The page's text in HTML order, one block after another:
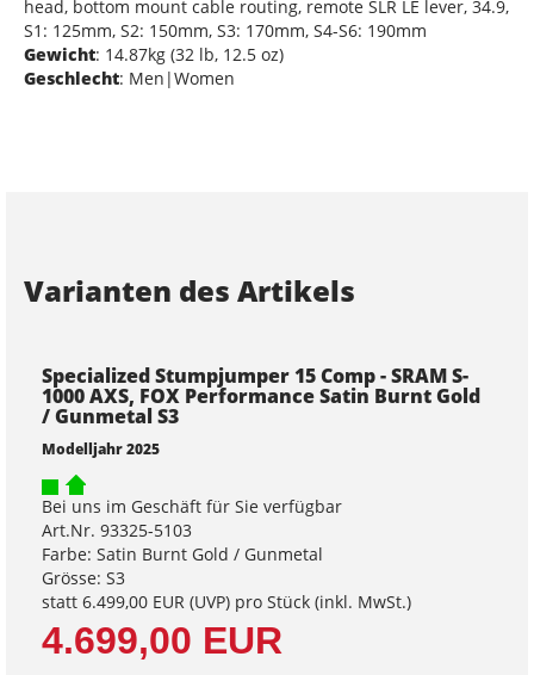
head, bottom mount cable routing, remote SLR LE lever, 34.9,
S1: 125mm, S2: 150mm, S3: 170mm, S4-S6: 190mm
Gewicht: 14.87kg (32 lb, 12.5 oz)
Geschlecht: Men|Women
Varianten des Artikels
Specialized Stumpjumper 15 Comp - SRAM S-
1000 AXS, FOX Performance Satin Burnt Gold
/ Gunmetal S3
Modelljahr 2025
Bei uns im Geschäft für Sie verfügbar
Art.Nr. 93325-5103
Farbe: Satin Burnt Gold / Gunmetal
Grösse: S3
statt 6.499,00 EUR (UVP) pro Stück (inkl. MwSt.)
4.699,00 EUR